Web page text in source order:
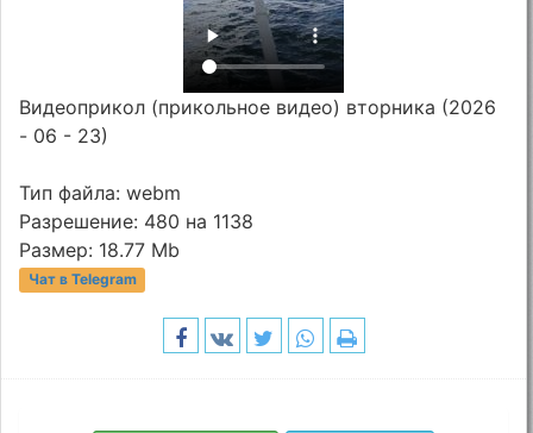
Видеоприкол (прикольное видео) вторника (2026
- 06 - 23)
Тип файла: webm
Разрешение: 480 на 1138
Размер: 18.77 Mb
Чат в Telegram